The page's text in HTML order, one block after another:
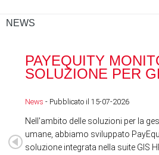
NEWS
PAYEQUITY
SOLUZIONE PER
News - Pubblicato il 15-07-2026
Nell'ambito delle soluzioni per la
umane, abbiamo sviluppato
soluzione integrata nella suite GIS